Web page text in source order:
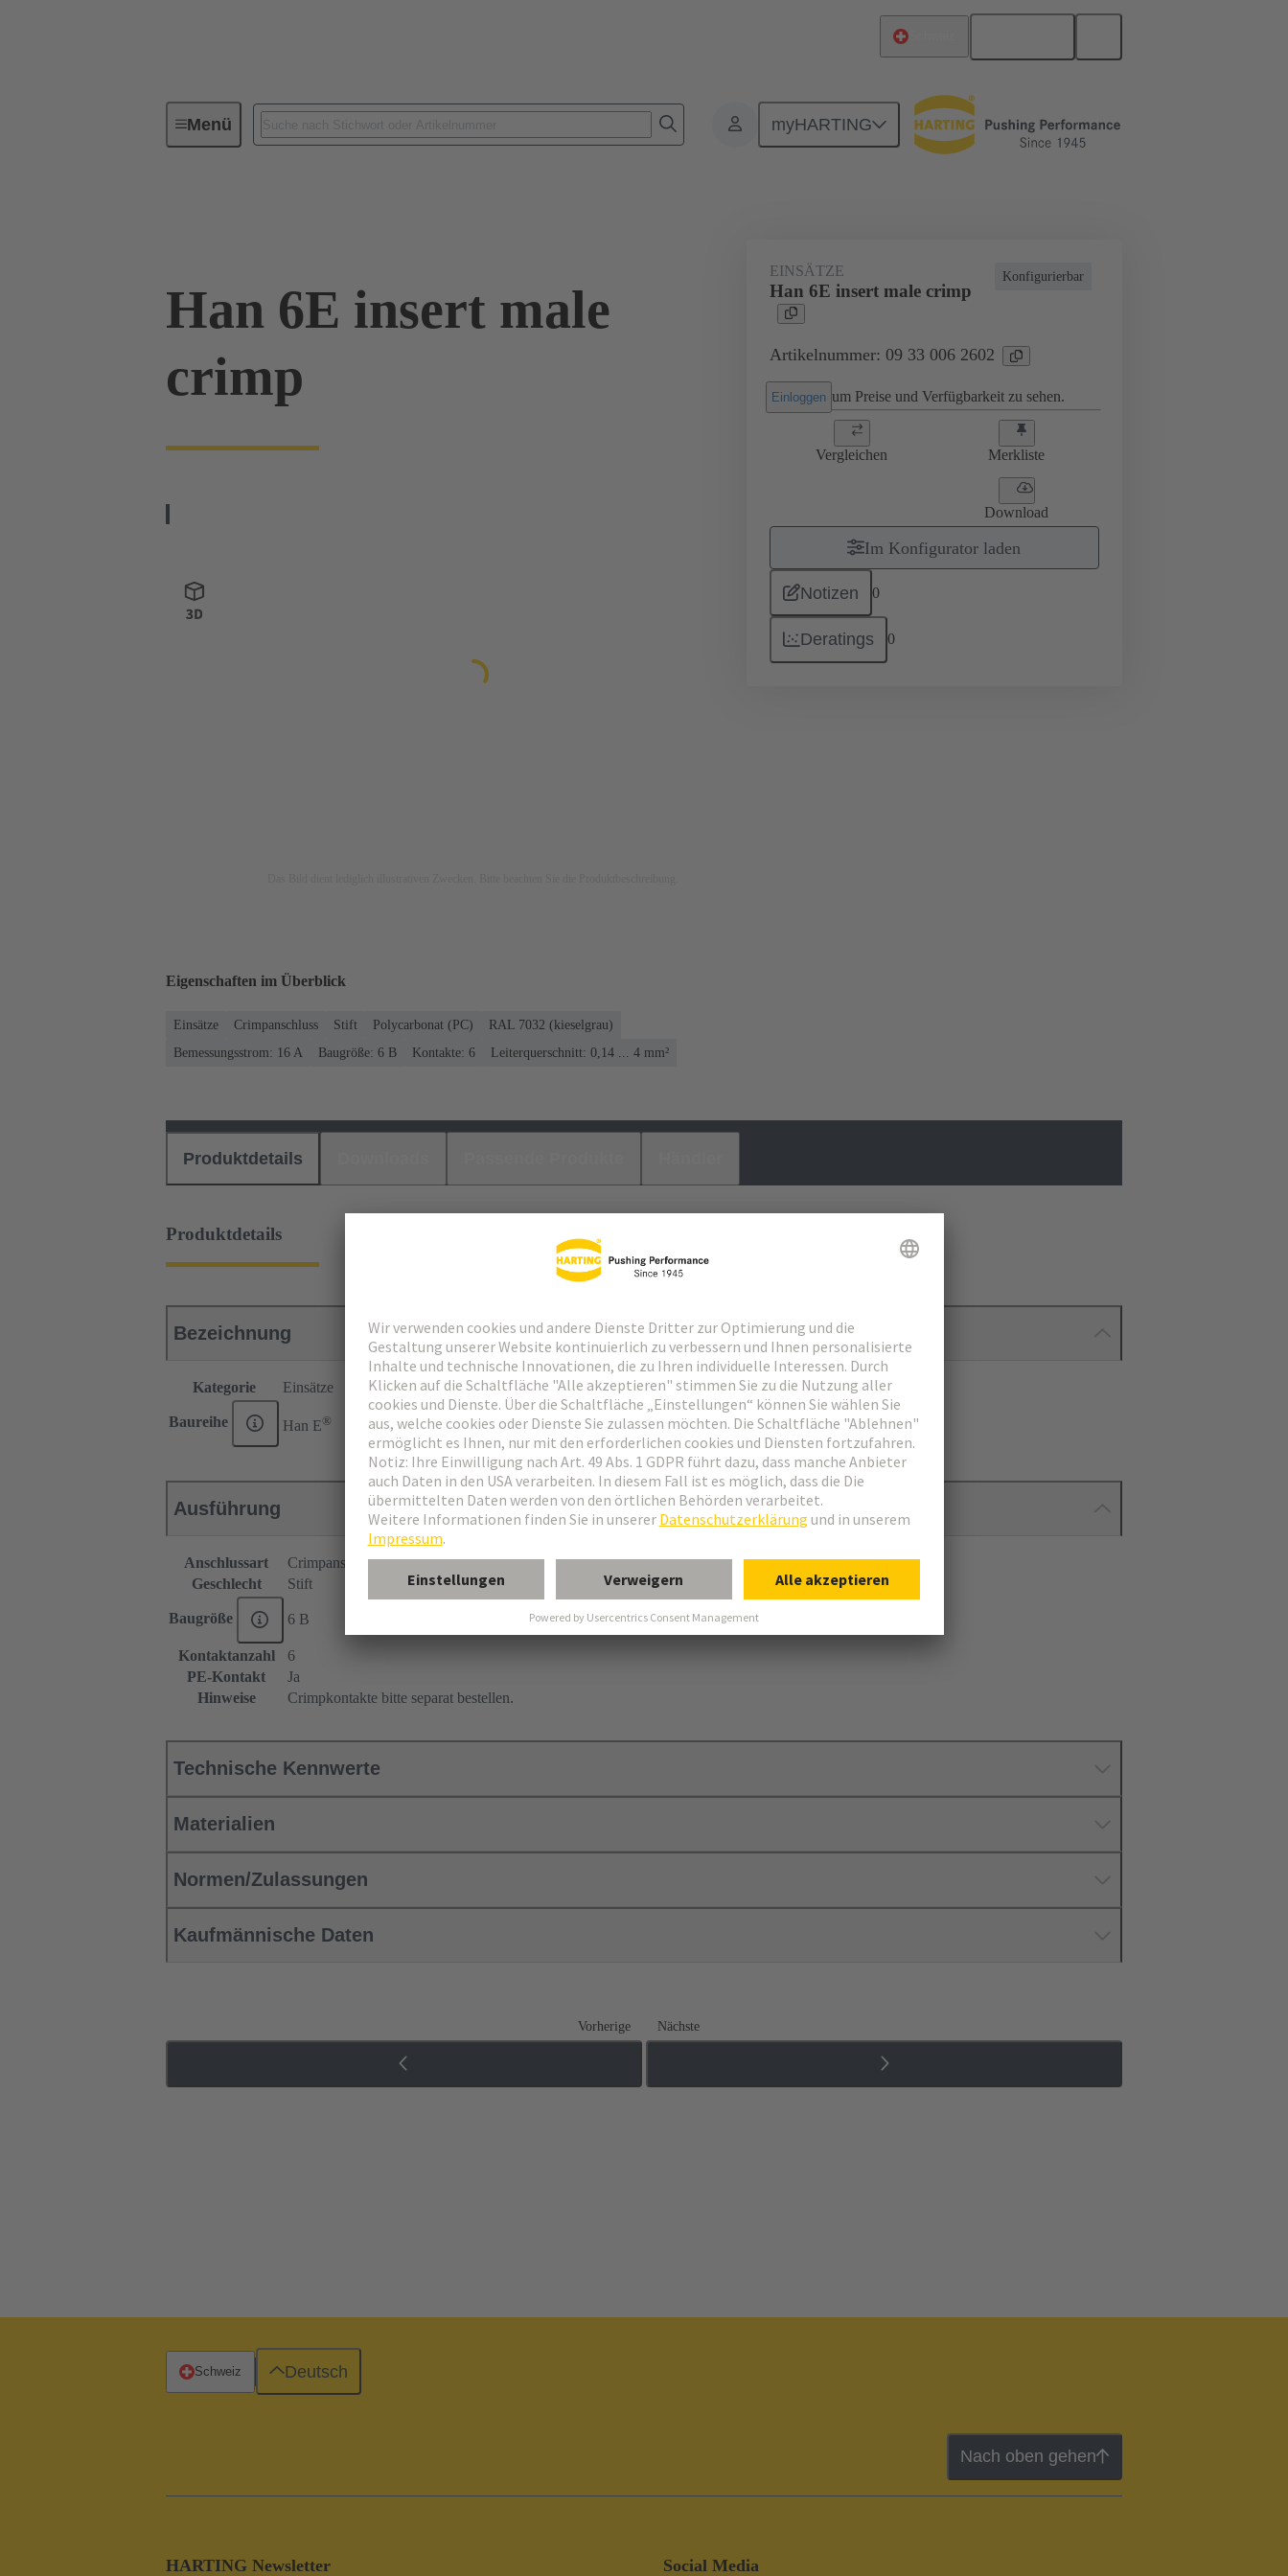
Menü myHARTING
Industrie-Steckverbinder / Han® Monoblockeinsätze Für Industrieanwendungen Ströme bis 16 A
Han 6E insert male
crimp
Konfigurierbar
EINSÄTZE
Han 6E insert male crimp
Artikelnummer: 09 33 006 2602
Einloggen um Preise und Verfügbarkeit zu sehen.
Vergleichen Merkliste
Download
Im Konfigurator laden
Notizen 0
Deratings 0
Eigenschaften im Überblick
Einsätze Crimpanschluss Stift Polycarbonat (PC)
RAL 7032 (kieselgrau)
Bemessungsstrom: ‌16 A
Baugröße: 6 B Kontakte: 6 Leiterquerschnitt: 0,14 ... 4 mm²
Produktdetails
Produktdetails
Bezeichnung
Kategorie Einsätze
Baureihe Han E®
Ausführung
Anschlussart
Crimpanschluss
Geschlecht
Stift
Baugröße 6 B
Kontaktanzahl
6
PE-Kontakt
Ja
Hinweise
Crimpkontakte bitte separat bestellen.
Technische Kennwerte
Materialien
Normen/Zulassungen
Kaufmännische Daten
Vorherige Nächste
Nach oben gehen
HARTING Newsletter Social Media
Schweiz Deutsch